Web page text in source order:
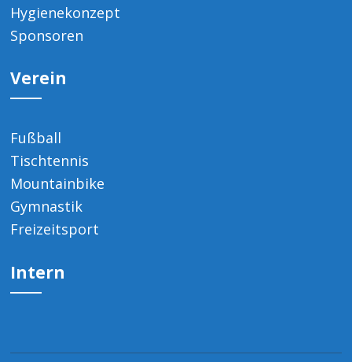
Hygienekonzept
Sponsoren
Verein
Fußball
Tischtennis
Mountainbike
Gymnastik
Freizeitsport
Intern